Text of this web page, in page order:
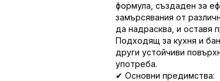
формула, създаден за
замърсявания от
да надрасква, и оставя
Подходящ за кухня и
други устойчиви
употреба.
✔ Основни предимства: